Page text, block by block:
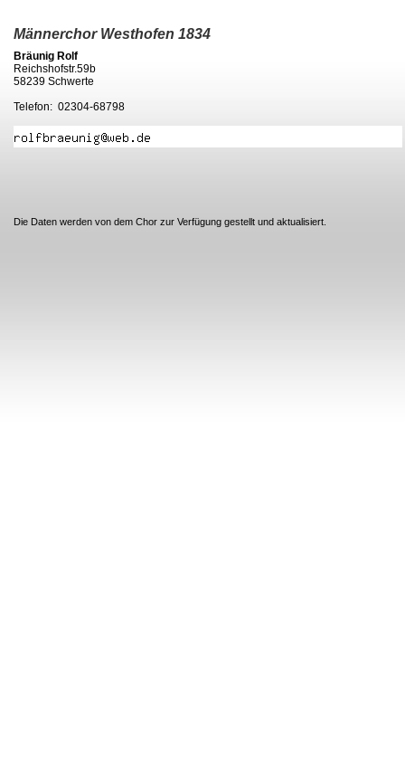
Männerchor Westhofen 1834
Bräunig Rolf
Reichshofstr.59b
58239 Schwerte
Telefon: 02304-68798
Die Daten werden von dem Chor zur Verfügung gestellt und aktualisiert.